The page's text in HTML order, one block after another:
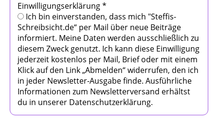
Einwilligungserklärung*
Ich bin einverstanden, dass mich "Steffis-
Schreibsicht.de“ per Mail über neue Beiträge
informiert. Meine Daten werden ausschließlich zu
diesem Zweck genutzt. Ich kann diese Einwilligung
jederzeit kostenlos per Mail, Brief oder mit einem
Klick auf den Link „Abmelden“ widerrufen, den ich
in jeder Newsletter-Ausgabe finde. Ausführliche
Informationen zum Newsletterversand erhältst
du in unserer Datenschutzerklärung.